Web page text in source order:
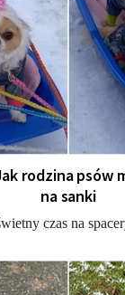
rodzina psów
na sanki
czas na